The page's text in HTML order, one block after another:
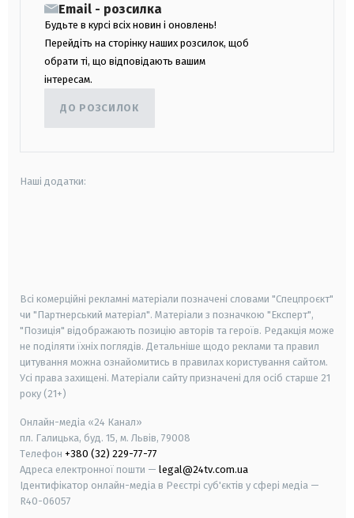
Email - розсилка
Будьте в курсі всіх новин і оновлень!
Перейдіть на сторінку наших розсилок, щоб
обрати ті, що відповідають вашим
інтересам.
ДО РОЗСИЛОК
Наші додатки:
Всі комерційні рекламні матеріали позначені словами "Спецпроєкт"
чи "Партнерський матеріал". Матеріали з позначкою "Експерт",
"Позиція" відображають позицію авторів та героїв. Редакція може
не поділяти їхніх поглядів. Детальніше щодо реклами та правил
цитування можна ознайомитись в правилах користування сайтом.
Усі права захищені. Матеріали сайту призначені для осіб старше 21
року (21+)
Онлайн-медіа «24 Канал»
пл. Галицька, буд. 15, м. Львів, 79008
Телефон +380 (32) 229-77-77
Адреса електронної пошти — legal@24tv.com.ua
Ідентифікатор онлайн-медіа в Реєстрі суб'єктів у сфері медіа —
R40-06057